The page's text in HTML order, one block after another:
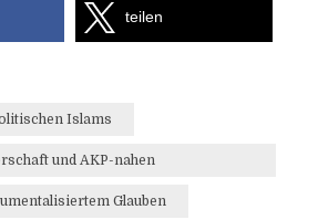
teilen
Islams
und AKP-nahen
Glauben